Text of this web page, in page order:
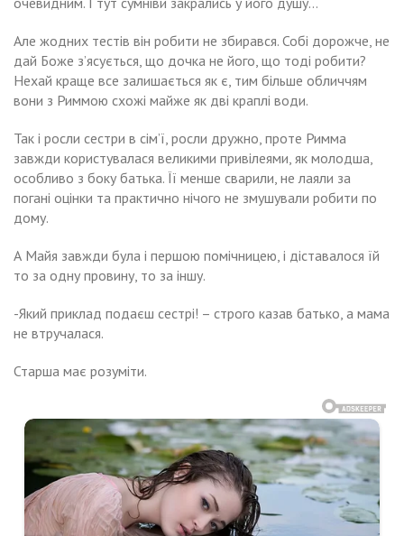
Але жодних тестів він робити не збирався. Собі дорожче, не
дай Боже з’ясується, що дочка не його, що тоді робити?
Нехай краще все залишається як є, тим більше обличчям
вони з Риммою схожі майже як дві краплі води.
Так і росли сестри в сім’ї, росли дружно, проте Римма
завжди користувалася великими привілеями, як молодша,
особливо з боку батька. Її менше сварили, не лаяли за
погані оцінки та практично нічого не змушували робити по
дому.
А Майя завжди була і першою помічницею, і діставалося їй
то за одну провину, то за іншу.
-Який приклад подаєш сестрі! – строго казав батько, а мама
не втручалася.
Старша має розуміти.